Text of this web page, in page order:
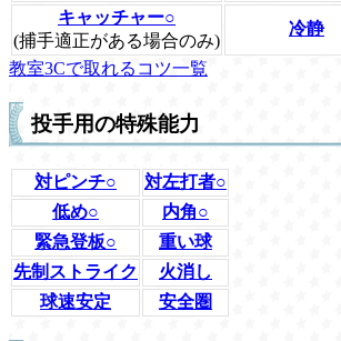
キャッチャー○
(捕手適正がある場合のみ)
冷静
教室3Cで取れるコツ一覧
投手用の特殊能力
対ピンチ○
対左打者○
低め○
内角○
緊急登板○
重い球
先制ストライク
火消し
球速安定
安全圏